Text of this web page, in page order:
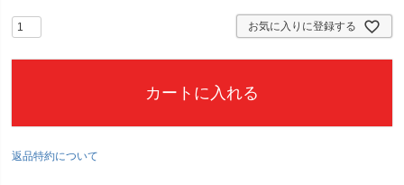
お気に入りに登録する
カートに入れる
返品特約について